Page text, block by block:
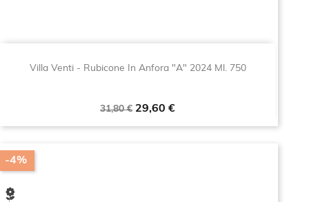
Villa Venti - Rubicone In Anfora "A" 2024 Ml. 750
Prezzo
31,80 € Prezzo
29,60 €
-4%